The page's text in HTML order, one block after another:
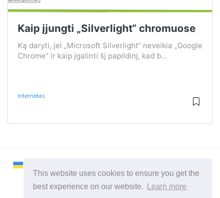
This website uses cookies to ensure you get the
best experience on our website.
Learn more
Kaip įjungti „Silverlight“ chromuose
Ką daryti, jei „Microsoft Silverlight“ neveikia „Google
Chrome“ ir kaip įgalinti šį papildinį, kad b...
Internetas